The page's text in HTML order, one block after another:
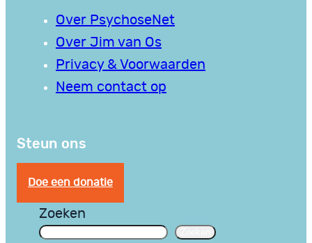
Over PsychoseNet
Over Jim van Os
Privacy & Voorwaarden
Neem contact op
Steun ons
Doe een donatie
Zoeken